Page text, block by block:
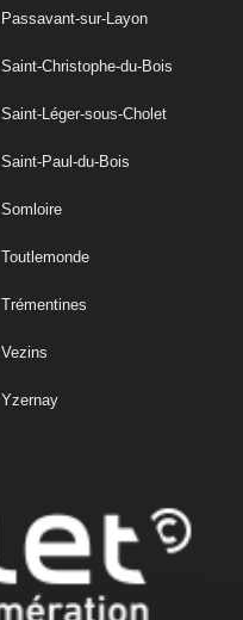
Passavant-sur-Layon
Saint-Christophe-du-Bois
Saint-Léger-sous-Cholet
Saint-Paul-du-Bois
Somloire
Toutlemonde
Trémentines
Vezins
Yzernay